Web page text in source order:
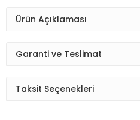
Ürün Açıklaması
Garanti ve Teslimat
Taksit Seçenekleri